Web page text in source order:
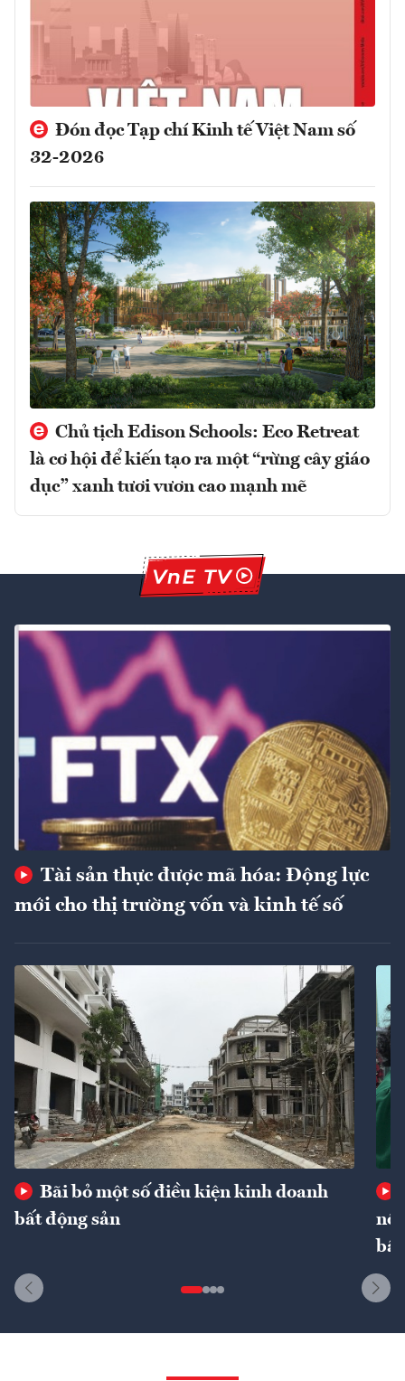
Đón đọc Tạp chí Kinh tế Việt Nam số
32-2026
Chủ tịch Edison Schools: Eco Retreat
là cơ hội để kiến tạo ra một “rừng cây giáo
dục” xanh tươi vươn cao mạnh mẽ
Tài sản thực được mã hóa: Động lực
mới cho thị trường vốn và kinh tế số
Bãi bỏ một số điều kiện kinh doanh
bất động sản